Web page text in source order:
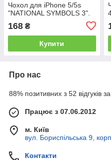
Чохол для iPhone 5/5s
"NATIONAL SYMBOLS 3".
168 ₴
Купити
Про нас
88% позитивних з 52 відгуків за
Працює з 07.06.2012
м. Київ
вул. Бориспільська 9,
Контакти